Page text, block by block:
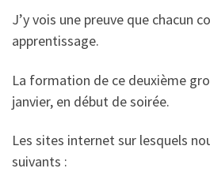
J’y vois une preuve que chacun
apprentissage.
La formation de ce deuxième
janvier, en début de soirée.
Les sites internet sur lesquels
suivants :